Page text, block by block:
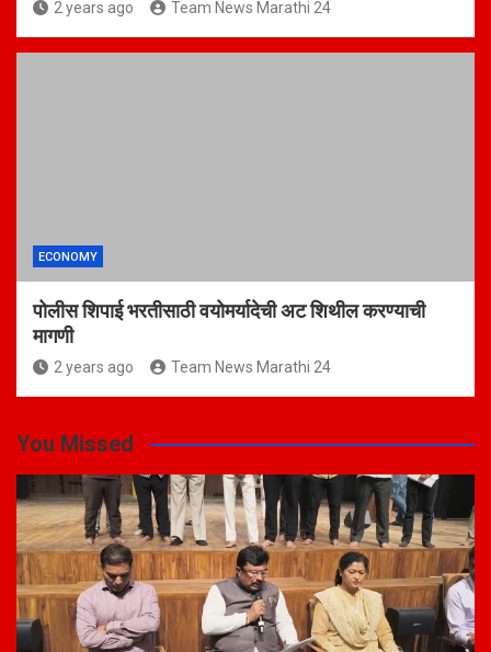
2 years ago Team News Marathi 24
ECONOMY
पोलीस शिपाई भरतीसाठी वयोमर्यादेची अट शिथील करण्याची
मागणी
2 years ago Team News Marathi 24
You Missed